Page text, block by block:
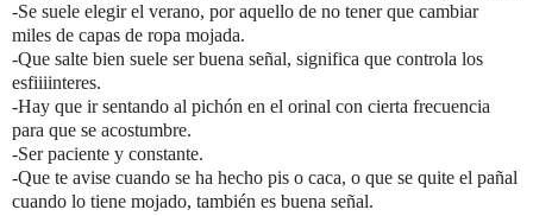
-Se suele elegir el verano, por aquello de no tener que cambiar
miles de capas de ropa mojada.
-Que salte bien suele ser buena señal, significa que controla los
esfiiiinteres.
-Hay que ir sentando al pichón en el orinal con cierta frecuencia
para que se acostumbre.
-Ser paciente y constante.
-Que te avise cuando se ha hecho pis o caca, o que se quite el pañal
cuando lo tiene mojado, también es buena señal.